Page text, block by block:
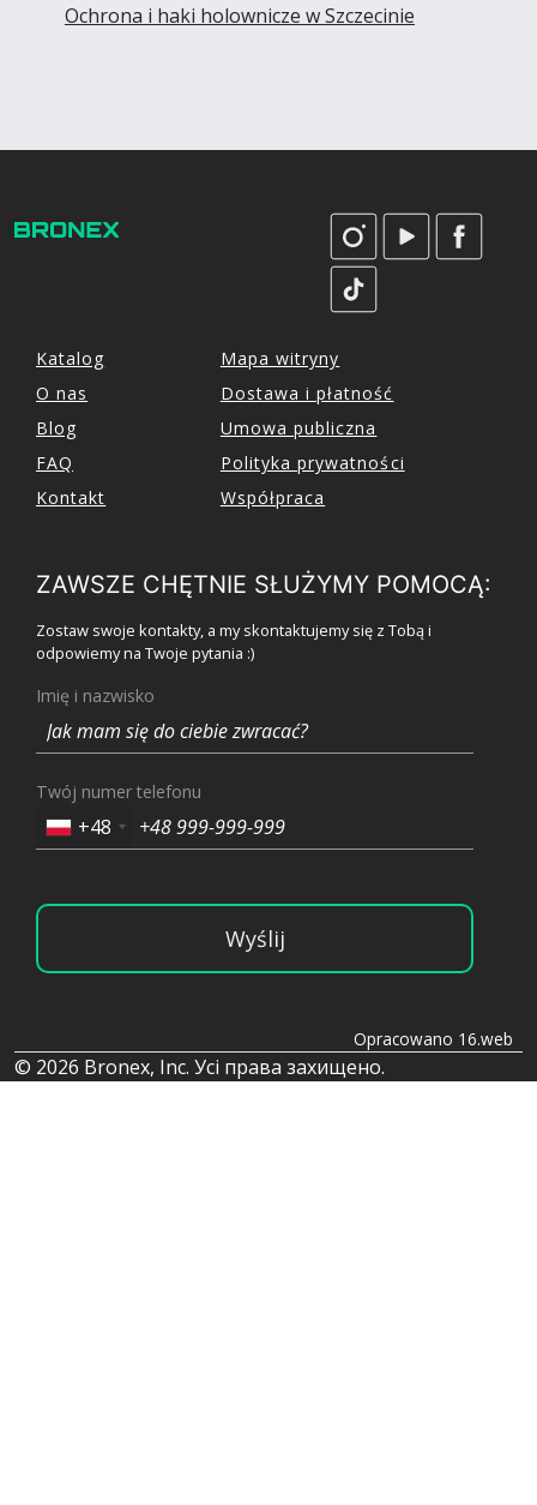
Ochrona i haki holownicze w Szczecinie
Katalog
O nas
Blog
FAQ
Kontakt
Mapa witryny
Dostawa i płatność
Umowa publiczna
Polityka prywatności
Współpraca
ZAWSZE CHĘTNIE SŁUŻYMY POMOCĄ:
Zostaw swoje kontakty, a my skontaktujemy się z Tobą i
odpowiemy na Twoje pytania :)
Imię i nazwisko
Twój numer telefonu
+48
Wyślij
Opracowano 16.web
© 2026 Bronex, Inc. Усі права захищено.